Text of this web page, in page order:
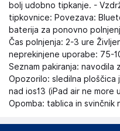
bolj udobno tipkanje. -
tipkovnice: Povezava:
baterija za ponovno
Čas polnjenja: 2-3 ure
neprekinjene uporabe: 75-
Seznam pakiranja: navodila
Opozorilo: sledilna ploščica
nad ios13 (iPad air ne more
Opomba: tablica in svinčnik